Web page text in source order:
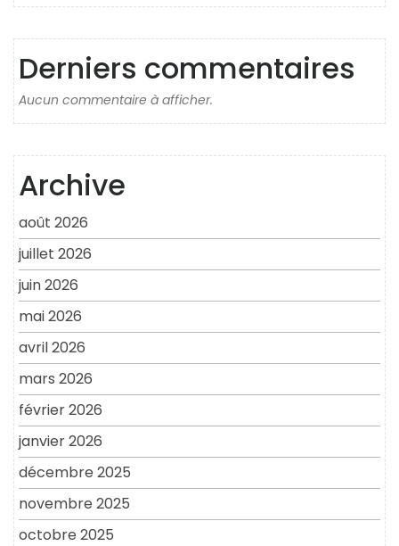
Derniers commentaires
Aucun commentaire à afficher.
Archive
août 2026
juillet 2026
juin 2026
mai 2026
avril 2026
mars 2026
février 2026
janvier 2026
décembre 2025
novembre 2025
octobre 2025